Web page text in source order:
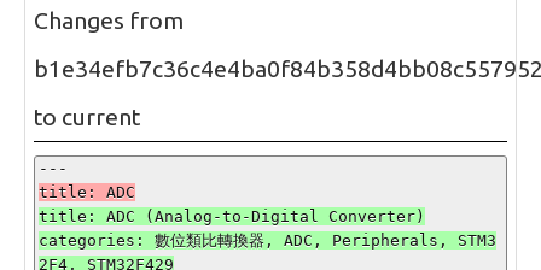
可列印版本
刪除本頁
登入 / 註冊帳號
Changes from
to current
title: ADC (Analog-to-Digital Converter)
categories: 數位類比轉換器, ADC, Peripherals, STM3